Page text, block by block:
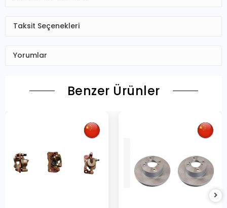
Taksit Seçenekleri
Yorumlar
Benzer Ürünler